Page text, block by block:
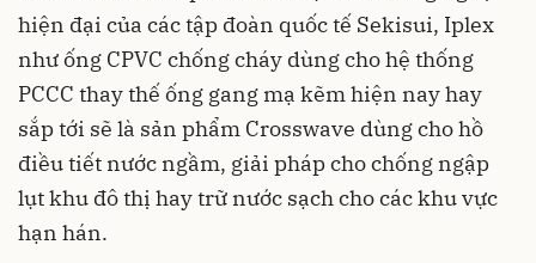
hiện đại của các tập đoàn quốc tế Sekisui, Iplex
như ống CPVC chống cháy dùng cho hệ thống
PCCC thay thế ống gang mạ kẽm hiện nay hay
sắp tới sẽ là sản phẩm Crosswave dùng cho hồ
điều tiết nước ngầm, giải pháp cho chống ngập
lụt khu đô thị hay trữ nước sạch cho các khu vực
hạn hán.